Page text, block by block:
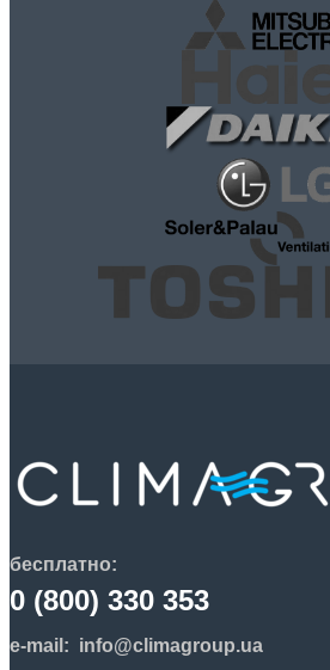
бесплатно:
0 (800) 330 353
e-mail: info@climagroup.ua